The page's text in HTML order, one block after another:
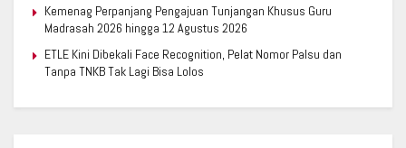
Kemenag Perpanjang Pengajuan Tunjangan Khusus Guru
Madrasah 2026 hingga 12 Agustus 2026
ETLE Kini Dibekali Face Recognition, Pelat Nomor Palsu dan
Tanpa TNKB Tak Lagi Bisa Lolos